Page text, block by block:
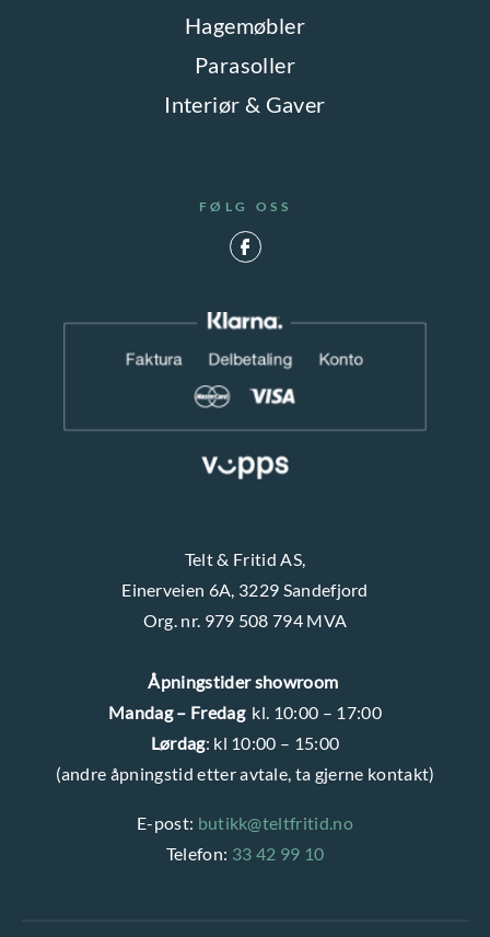
Hagemøbler
Parasoller
Interiør & Gaver
FØLG OSS
Telt & Fritid AS,
Einerveien 6A, 3229 Sandefjord
Org. nr. 979 508 794 MVA
Åpningstider showroom
Mandag – Fredagkl. 10:00 – 17:00
Lørdag: kl 10:00 – 15:00
(andre åpningstid etter avtale, ta gjerne kontakt)
E-post: butikk@teltfritid.no
Telefon: 33 42 99 10